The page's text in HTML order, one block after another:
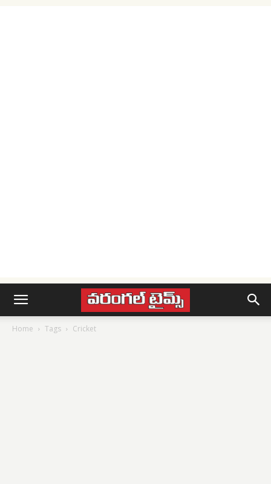
Home Tags Cricket